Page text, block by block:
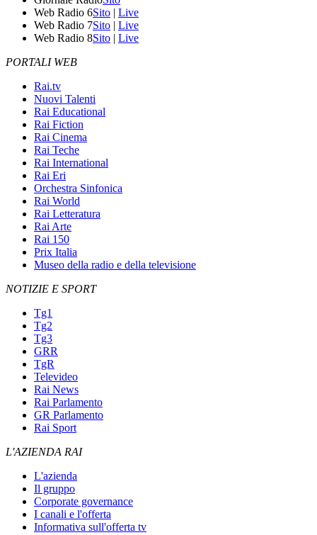
Web Radio 6Sito | Live
Web Radio 7Sito | Live
Web Radio 8Sito | Live
PORTALI WEB
Rai.tv
Nuovi Talenti
Rai Educational
Rai Fiction
Rai Cinema
Rai Teche
Rai International
Rai Eri
Orchestra Sinfonica
Rai World
Rai Letteratura
Rai Arte
Rai 150
Prix Italia
Museo della radio e della televisione
NOTIZIE E SPORT
Tg1
Tg2
Tg3
GRR
TgR
Televideo
Rai News
Rai Parlamento
GR Parlamento
Rai Sport
L'AZIENDA RAI
L'azienda
Il gruppo
Corporate governance
I canali e l'offerta
Informativa sull'offerta tv